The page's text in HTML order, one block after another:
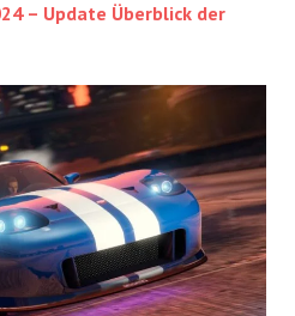
– Update Überblick der